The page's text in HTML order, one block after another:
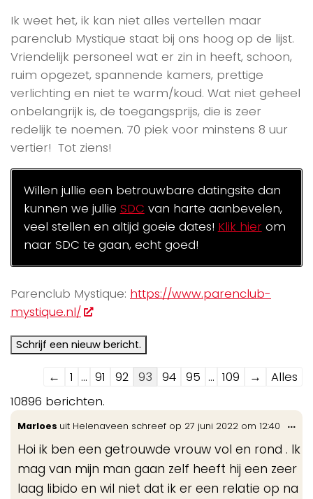
Ik weet het, ik kan niet alles vertellen maar
parenclub Mystique staat bij ons hoog op de lijst.
Vriendelijk personeel wat er zin in heeft, schoon,
ruim opgezet, spannende kamers, prettige
verlichting en niet te warm/koud. Wat niet geheel
onbelangrijk is, de toegangsprijs, die is zeer
redelijk te noemen. 70 piek voor minstens 8 uur
vertier! Tot ziens!
Willen jullie een betrouwbare datingsite dan
kunnen we jullie SDC van harte aanbevelen,
veel stellen en altijd goeie dates! Klik hierom
naar SDC te gaan, echt goed!
Parenclub Mystique: https://www.parenclub-
mystique.nl/
Navigatie
door
de
gastenboek-
lijst
← 1 ... 91 92 93 94 95 ... 109 →
Alles
10896 berichten.
Marloes uit Helenaveen schreef op 27 juni 2022 om 12:40
Hoi ik ben een getrouwde vrouw vol en rond . Ik
mag van mijn man gaan zelf heeft hij een zeer
laag libido en wil niet dat ik er een relatie op na
...